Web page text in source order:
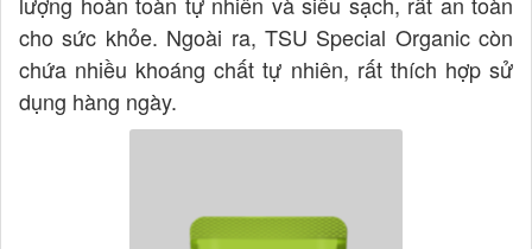
cho sức khỏe. Ngoài ra, TSU Special Organic còn
chứa nhiều khoáng chất tự nhiên, rất thích hợp sử
dụng hàng ngày.